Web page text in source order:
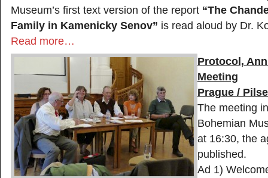
Museum’s first text version of the report “The
Family in Kamenicky Senov” is read aloud by Dr.
Read more…
Protocol,
Meeting
Prague /
The meeting
Bohemian
at 16:30, the
published.
Ad 1)